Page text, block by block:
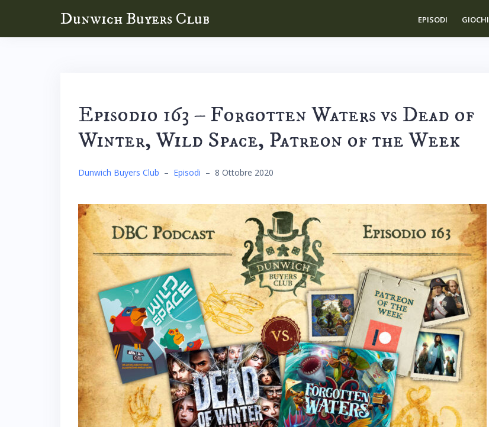
Dunwich Buyers Club EPISODI GIOCHI
Episodio 163 – Forgotten Waters vs Dead of
Winter, Wild Space, Patreon of the Week
Dunwich Buyers Club – Episodi – 8 Ottobre 2020